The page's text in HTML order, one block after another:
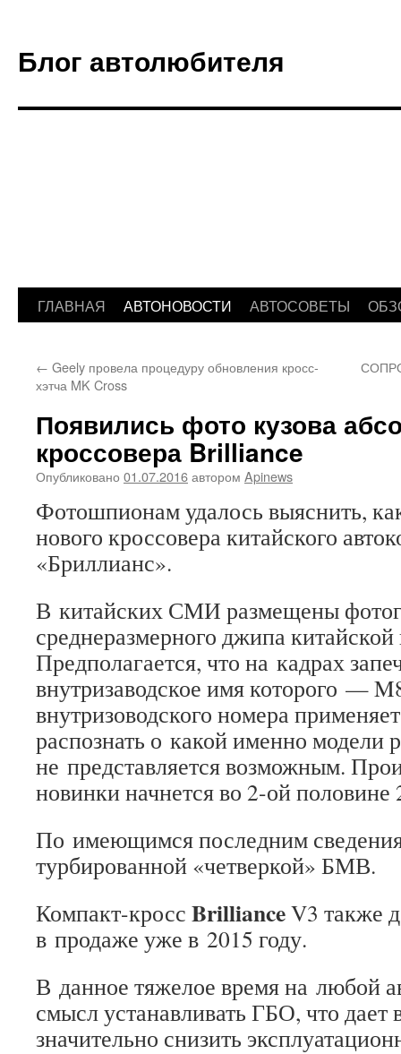
Блог автолюбителя
Перейти
содержимому
ГЛАВНАЯ АВТОНОВОСТИ АВТОСОВЕТЫ
← Geely провела процедуру обновления кросс-
хэтча MK Cross
Появились фото кузова
кроссовера Brilliance
Опубликовано 01.07.2016автором Apinews
Фотошпионам удалось выяснить,
нового кроссовера китайского
«Бриллианс».
В китайских СМИ размещены
среднеразмерного джипа
Предполагается, что на кадрах
внутризаводское имя которого —
внутризоводского номера
распознать о какой именно модели
не представляется возможным.
новинки начнется во 2-ой половине
По имеющимся последним
турбированной «четверкой» БМВ.
Компакт-кросс BrillianceV3 также
в продаже уже в 2015 году.
В данное тяжелое время на любой
смысл устанавливать ГБО, что дает
значительно снизить